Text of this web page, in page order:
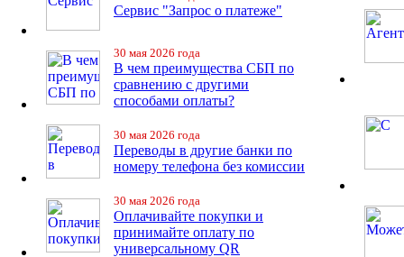
Сервис "Запрос о платеже"
30 мая 2026 года
В чем преимущества СБП по
сравнению с другими
способами оплаты?
30 мая 2026 года
Переводы в другие банки по
номеру телефона без комиссии
30 мая 2026 года
Оплачивайте покупки и
принимайте оплату по
универсальному QR